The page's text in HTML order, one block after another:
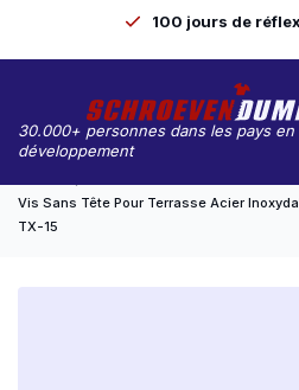
100 jours de
30.000+ personnes dans les pays en
développement
Vis Sans Tête Pour Terrasse Acier
TX-15